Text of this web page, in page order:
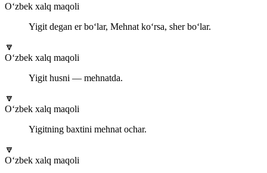
O‘zbek xalq maqoli
Yigit degan er bo‘lar, Mehnat ko‘rsa, sher bo‘lar.
🔽
O‘zbek xalq maqoli
Yigit husni — mehnatda.
🔽
O‘zbek xalq maqoli
Yigitning baxtini mehnat ochar.
🔽
O‘zbek xalq maqoli